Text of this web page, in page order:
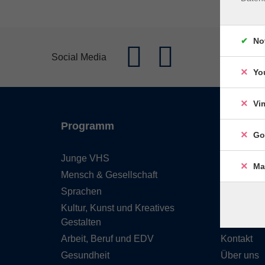
Social Media
Programm
Junge VHS
Mensch & Gesellschaft
Sprachen
Kultur, Kunst und Kreatives
Gestalten
Arbeit, Beruf und EDV
Gesundheit
Kontakt
Über uns